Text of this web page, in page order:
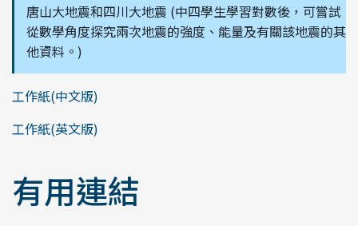
唐山大地震和四川大地震 (中四學生學習對數後，可嘗試
從數學角度探究兩次地震的強度、能量及有關該地震的其
他資料。)
工作紙(中文版)
工作紙(英文版)
有用連結